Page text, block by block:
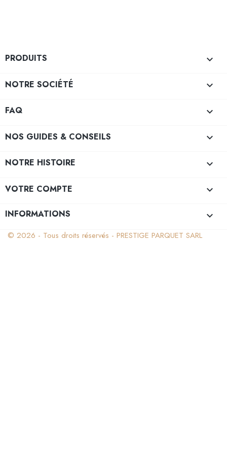
PRODUITS 
NOTRE SOCIÉTÉ 
FAQ 
NOS GUIDES & CONSEILS 
NOTRE HISTOIRE 
VOTRE COMPTE 
INFORMATIONS keyboard_arrow_down
© 2026 - Tous droits réservés - PRESTIGE PARQUET SARL